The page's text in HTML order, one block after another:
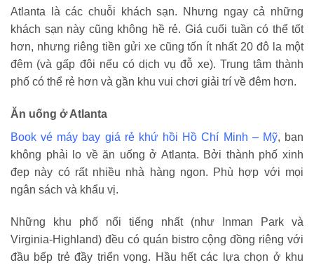
Atlanta là các chuỗi khách sạn. Nhưng ngay cả những
khách sạn này cũng không hề rẻ. Giá cuối tuần có thể tốt
hơn, nhưng riêng tiền gửi xe cũng tốn ít nhất 20 đô la một
đêm (và gấp đôi nếu có dịch vụ đỗ xe). Trung tâm thành
phố có thể rẻ hơn và gần khu vui chơi giải trí về đêm hơn.
Ăn uống ở Atlanta
Book vé máy bay giá rẻ khứ hồi Hồ Chí Minh – Mỹ, bạn
không phải lo về ăn uống ở Atlanta. Bởi thành phố xinh
đẹp này có rất nhiều nhà hàng ngon. Phù hợp với mọi
ngân sách và khẩu vị.
Những khu phố nổi tiếng nhất (như Inman Park và
Virginia-Highland) đều có quán bistro cộng đồng riêng với
đầu bếp trẻ đầy triển vọng. Hầu hết các lựa chọn ở khu